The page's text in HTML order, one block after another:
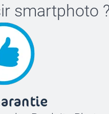
smartphoto